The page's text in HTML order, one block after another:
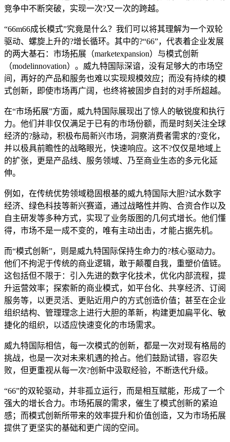
竞争中不断突破，实现一次?又一次的跨越。
“66m66成长模式”究竟是什么？我们可以将其理解为一个双轮
驱动、螺旋上升的?增长循环。其中的?“66”，代表着企业发展
的两大基石：市场拓展（marketexpansion）与模式创新
（modelinnovation）。威九特国际深谙，没有足够大的市场空
间，再好的产品和服务也难以实现规模效应；而没有持续的模
式创新，即使市场再广阔，也终将被固步自封的对手所超越。
在“市场拓展”方面，威九特国际展现出了惊人的敏锐度和执行
力。他们并非仅仅满足于已有的市场份额，而是时刻关注全球
经济的?脉动，积极布局新兴市场，洞察消费者需求的?变化，
并以极具前瞻性的战略眼光，快速响应。这不?仅仅是地域上
的扩张，更是产品线、服务领域、乃至商业生态的多元化延
伸。
例如，在传统优势领域稳固根基的威九特国际大胆?试水数字
经济、绿色科技等新兴赛道，通过战略性并购、合资合作以及
自主研发等多种方式，实现了业务版图的几何式增长。他们懂
得，市场不是一成不变的，唯有主动出击，才能占据先机。
而“模式创新”，则是威九特国际保持生命力的?核心驱动力。
他们不拘泥于传统的商业逻辑，敢于颠覆自我，重塑价值链。
这包括但不限于：引入先进的数字化技术，优化内部流程，提
升运营效率；探索新的商业模式，如平台化、共享经济、订阅
服务等，以更灵活、更贴近用户的方式创造价值；甚至在企业
组织结构、管理理念上进行大胆的革新，构建更加扁平化、敏
捷化的组织，以适应快速变化的市场需求。
威九特国际相信，每一次模式的创新，都是一次对现有格局的
挑战，也是一次对未来机遇的抢占。他们鼓励试错，容忍失
败，但更重视从每一次?创新中汲取经验，不断迭代升级。
“66”的双轮驱动，并非孤立运行，而是相互赋能，形成了一个
强大的增长合力。市场拓展的需求，催生了模式创新的紧迫
感；而模式创新所带来的效率提升和价值创造，又为市场拓展
提供了更坚实的基础和更广阔的空间。